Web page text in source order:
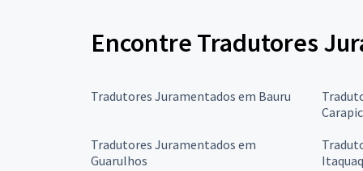
Encontre Tradutores
Tradutores Juramentados em Bauru
Tradutores Juramentados em
Guarulhos